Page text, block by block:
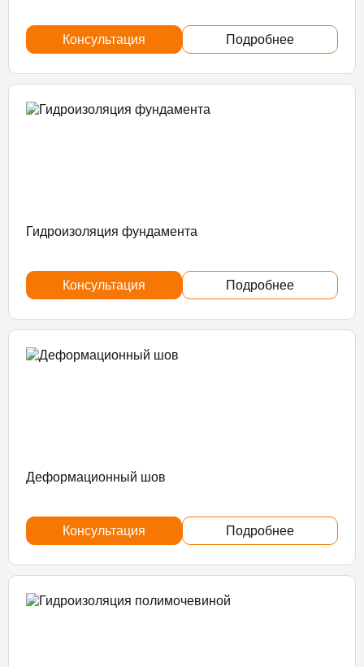
Консультация Подробнее
Гидроизоляция фундамента
Консультация Подробнее
Деформационный шов
Консультация Подробнее